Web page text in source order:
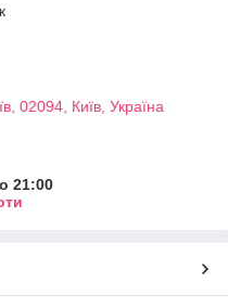
02094, Київ, Україна
21:00